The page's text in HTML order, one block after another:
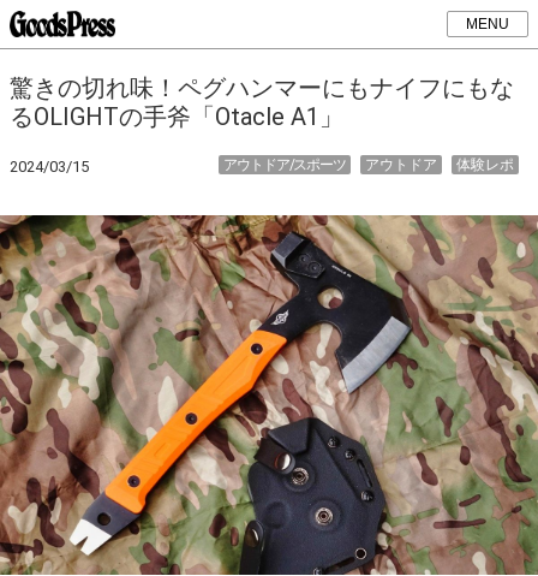
MENU
驚きの切れ味！ペグハンマーにもナイフにもな
るOLIGHTの手斧「Otacle A1」
2024/03/15 体験レポ
アウトドア
アウトドア/スポーツ